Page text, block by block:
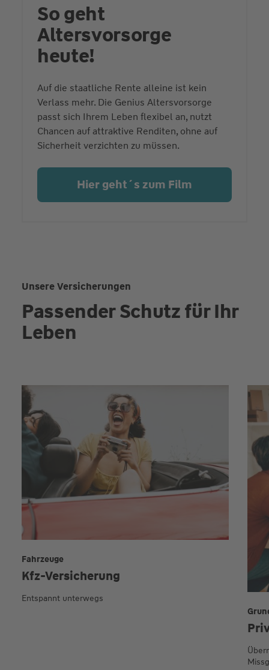
So geht
Altersvorsorge
heute!
Auf die staatliche Rente alleine ist kein
Verlass mehr. Die Genius Altersvorsorge
passt sich Ihrem Leben flexibel an, nutzt
Chancen auf attraktive Renditen, ohne auf
Sicherheit verzichten zu müssen.
Hier geht´s zum Film
Unsere Versicherungen
Passender Schutz für Ihr
Leben
Kfz-Versicherung
Fahrzeuge
Entspannt unterwegs